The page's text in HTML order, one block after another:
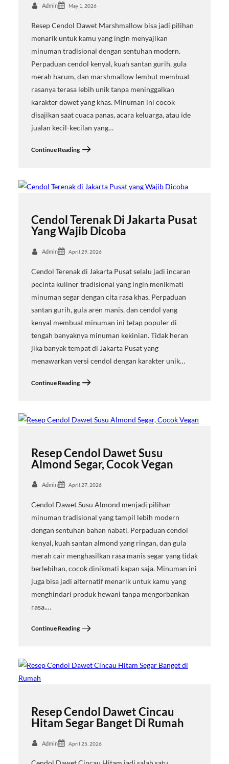
Admin May 1, 2026
Resep Cendol Dawet Marshmallow bisa jadi pilihan
menarik untuk kamu yang ingin menyajikan
minuman tradisional dengan sentuhan modern.
Perpaduan cendol kenyal, kuah santan gurih, gula
merah harum, dan marshmallow lembut membuat
rasanya terasa lebih unik tanpa meninggalkan
karakter dawet yang khas. Minuman ini cocok
disajikan saat cuaca panas, acara keluarga, atau ide
jualan kecil-kecilan yang…
Continue Reading
Cendol Terenak Di Jakarta Pusat
Yang Wajib Dicoba
Admin April 29, 2026
Cendol Terenak di Jakarta Pusat selalu jadi incaran
pecinta kuliner tradisional yang ingin menikmati
minuman segar dengan cita rasa khas. Perpaduan
santan gurih, gula aren manis, dan cendol yang
kenyal membuat minuman ini tetap populer di
tengah banyaknya minuman kekinian. Tidak heran
jika banyak tempat di Jakarta Pusat yang
menawarkan versi cendol dengan karakter unik…
Continue Reading
Resep Cendol Dawet Susu
Almond Segar, Cocok Vegan
Admin April 27, 2026
Cendol Dawet Susu Almond menjadi pilihan
minuman tradisional yang tampil lebih modern
dengan sentuhan bahan nabati. Perpaduan cendol
kenyal, kuah santan almond yang ringan, dan gula
merah cair menghasilkan rasa manis segar yang tidak
berlebihan, cocok dinikmati kapan saja. Minuman ini
juga bisa jadi alternatif menarik untuk kamu yang
menghindari produk hewani tanpa mengorbankan
rasa.…
Continue Reading
Resep Cendol Dawet Cincau
Hitam Segar Banget Di Rumah
Admin April 25, 2026